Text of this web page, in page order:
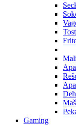
Gaming